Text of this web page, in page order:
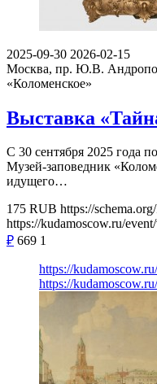
2025-09-30 2026-02-15
Москва, пр. Ю.В.
«Коломенское»
Выставка
С 30 сентября 2025 года
Музей-заповедник
идущего…
175 RUB https://
https://kudamoscow.ru/
₽ 669 1
https://
https://